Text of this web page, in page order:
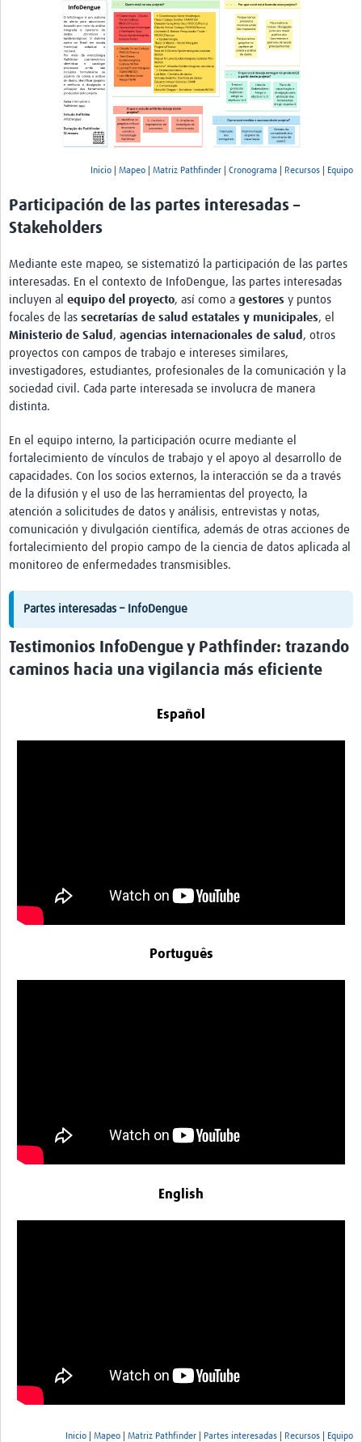
Inicio Mapeo Matriz Pathfinder Cronograma Recursos Equipo
Participación de las partes interesadas –
Stakeholders
Mediante este mapeo, se sistematizó la participación de las partes
interesadas. En el contexto de InfoDengue, las partes interesadas
incluyen al equipo del proyecto, así como a gestores y puntos
focales de las secretarías de salud estatales y municipales, el
Ministerio de Salud , agencias internacionales de salud , otros
proyectos con campos de trabajo e intereses similares,
investigadores, estudiantes, profesionales de la comunicación y la
sociedad civil. Cada parte interesada se involucra de manera
distinta.
En el equipo interno, la participación ocurre mediante el
fortalecimiento de vínculos de trabajo y el apoyo al desarrollo de
capacidades. Con los socios externos, la interacción se da a través
de la difusión y el uso de las herramientas del proyecto, la
atención a solicitudes de datos y análisis, entrevistas y notas,
comunicación y divulgación científica, además de otras acciones de
fortalecimiento del propio campo de la ciencia de datos aplicada al
monitoreo de enfermedades transmisibles.
Partes interesadas – InfoDengue
Testimonios InfoDengue y Pathfinder: trazando
caminos hacia una vigilancia más eficiente
Español
Português
English
Inicio Mapeo Matriz Pathfinder Partes interesadas Recursos Equipo